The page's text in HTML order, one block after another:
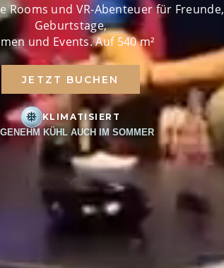
Rooms und VR-Abenteuer für Freunde,
Geburtstage,
und Events. Auf 540 m²
JETZT BUCHEN
KLIMATISIERT
KÜHL AUCH IM SOMMER